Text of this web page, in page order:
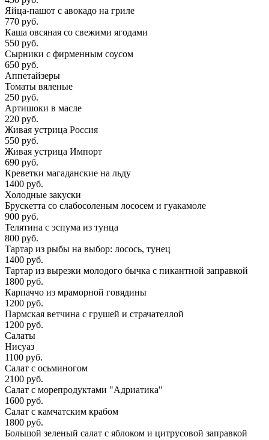
Яйца-пашот с авокадо на гриле
770 руб.
Каша овсяная со свежими ягодами
550 руб.
Сырники с фирменным соусом
650 руб.
Аппетайзеры
Томаты вяленые
250 руб.
Артишоки в масле
220 руб.
Живая устрица Россия
550 руб.
Живая устрица Импорт
690 руб.
Креветки магаданские на льду
1400 руб.
Холодные закуски
Брускетта со слабосоленым лососем и гуакамоле
900 руб.
Телятина с эспума из тунца
800 руб.
Тартар из рыбы на выбор: лосось, тунец
1400 руб.
Тартар из вырезки молодого бычка с пикантной заправкой
1800 руб.
Карпаччо из мраморной говядины
1200 руб.
Пармская ветчина с грушей и страчателлой
1200 руб.
Салаты
Нисуаз
1100 руб.
Салат с осьминогом
2100 руб.
Салат с морепродуктами "Адриатика"
1600 руб.
Салат с камчатским крабом
1800 руб.
Большой зеленый салат с яблоком и цитрусовой заправкой